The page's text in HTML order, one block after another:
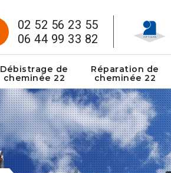
02 52 56 23 55
06 44 99 33 82
Débistrage de
cheminée 22
Réparation de
cheminée 22